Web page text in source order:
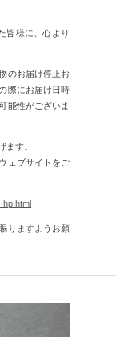
皆様に、心より
のお届け停止お
際にお届け日時
能性がございま
ます。
ェブサイトをご
りますようお願